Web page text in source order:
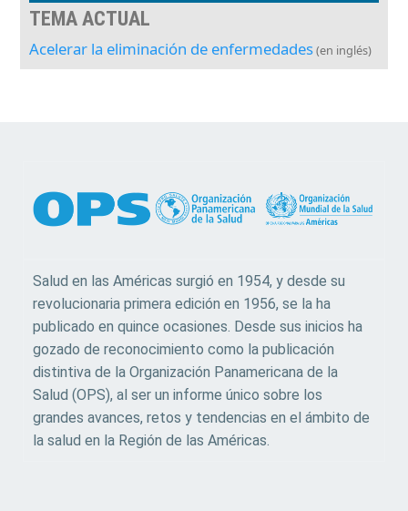
TEMA ACTUAL
Acelerar la eliminación de enfermedades(en inglés)
Salud en las Américas surgió en 1954, y desde su
revolucionaria primera edición en 1956, se la ha
publicado en quince ocasiones. Desde sus inicios ha
gozado de reconocimiento como la publicación
distintiva de la Organización Panamericana de la
Salud (OPS), al ser un informe único sobre los
grandes avances, retos y tendencias en el ámbito de
la salud en la Región de las Américas.